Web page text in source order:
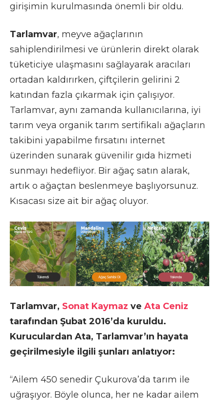
girişimin kurulmasında önemli bir oldu.
Tarlamvar, meyve ağaçlarının
sahiplendirilmesi ve ürünlerin direkt olarak
tüketiciye ulaşmasını sağlayarak aracıları
ortadan kaldırırken, çiftçilerin gelirini 2
katından fazla çıkarmak için çalışıyor.
Tarlamvar, aynı zamanda kullanıcılarına, iyi
tarım veya organik tarım sertifikalı ağaçların
takibini yapabilme fırsatını internet
üzerinden sunarak güvenilir gıda hizmeti
sunmayı hedefliyor. Bir ağaç satın alarak,
artık o ağaçtan beslenmeye başlıyorsunuz.
Kısacası size ait bir ağaç oluyor.
Tarlamvar, Sonat Kaymaz ve Ata Ceniz
tarafından Şubat 2016’da kuruldu.
Kuruculardan Ata, Tarlamvar’ın hayata
geçirilmesiyle ilgili şunları anlatıyor:
“Ailem 450 senedir Çukurova’da tarım ile
uğraşıyor. Böyle olunca, her ne kadar ailem